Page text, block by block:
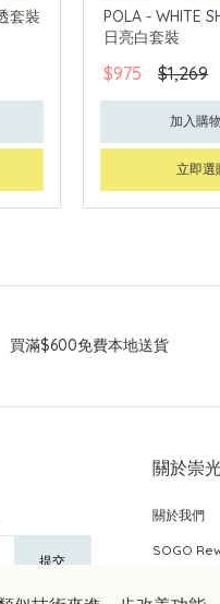
套裝
網購店取
可中
POLA - WHITE
日亮白套裝
$975 $1,269
加入購
立即選
買滿$600免費本地送貨
提交
關於崇
關於我們
SOGO